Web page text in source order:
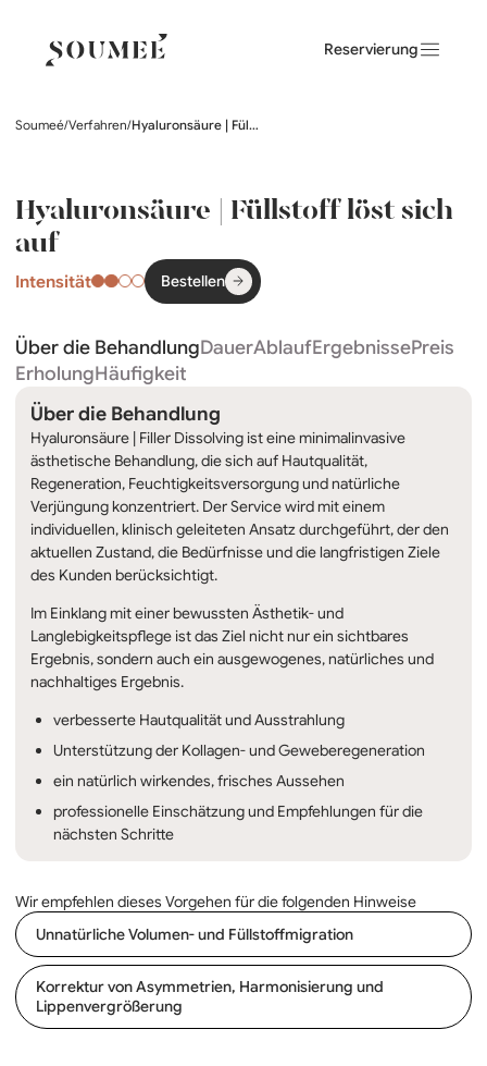
Reservierung
Soumeé/Verfahren/ Hyaluronsäure | Füllstoff löst sich auf
Hyaluronsäure | Füllstoff löst sich
auf
Intensität Bestellen
Wir empfehlen dieses Vorgehen für die folgenden Hinweise
Unnatürliche Volumen- und Füllstoffmigration
Korrektur von Asymmetrien, Harmonisierung und
Lippenvergrößerung
Über die BehandlungDauerAblaufErgebnissePreis
ErholungHäufigkeit
Über die Behandlung
Hyaluronsäure | Filler Dissolving ist eine minimalinvasive
ästhetische Behandlung, die sich auf Hautqualität,
Regeneration, Feuchtigkeitsversorgung und natürliche
Verjüngung konzentriert. Der Service wird mit einem
individuellen, klinisch geleiteten Ansatz durchgeführt, der den
aktuellen Zustand, die Bedürfnisse und die langfristigen Ziele
des Kunden berücksichtigt.
Im Einklang mit einer bewussten Ästhetik- und
Langlebigkeitspflege ist das Ziel nicht nur ein sichtbares
Ergebnis, sondern auch ein ausgewogenes, natürliches und
nachhaltiges Ergebnis.
verbesserte Hautqualität und Ausstrahlung
Unterstützung der Kollagen- und Geweberegeneration
ein natürlich wirkendes, frisches Aussehen
professionelle Einschätzung und Empfehlungen für die
nächsten Schritte